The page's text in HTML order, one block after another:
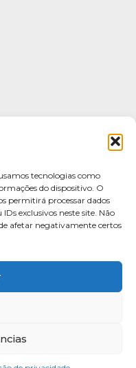
tecnologias como
do dispositivo. O
permitirá processar dados
exclusivos neste site. Não
afetar negativamente certos
Asa Sul Brasilia-DF CEP: 70070-